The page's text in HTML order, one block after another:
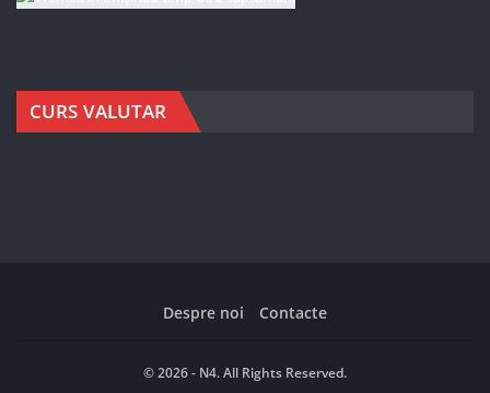
CURS VALUTAR
Despre noi Contacte
© 2026 - N4. All Rights Reserved.